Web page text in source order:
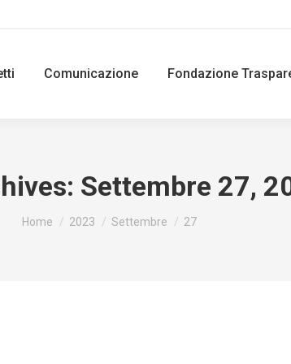
Comunicazione Fondazione
Settembre 27,
You are here:
Home 2023 Settembre 27